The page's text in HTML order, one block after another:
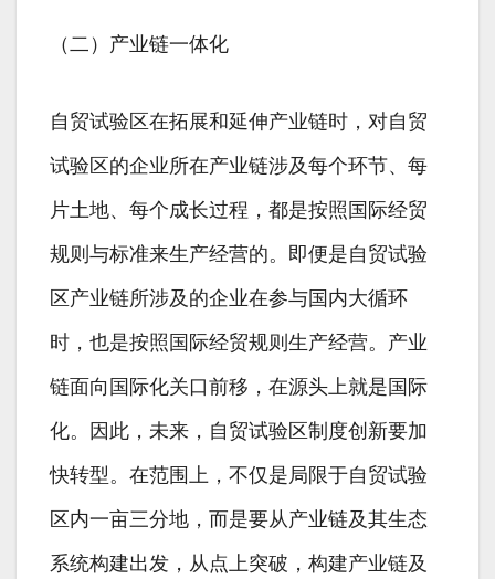
（二）产业链一体化
自贸试验区在拓展和延伸产业链时，对自贸
试验区的企业所在产业链涉及每个环节、每
片土地、每个成长过程，都是按照国际经贸
规则与标准来生产经营的。即便是自贸试验
区产业链所涉及的企业在参与国内大循环
时，也是按照国际经贸规则生产经营。产业
链面向国际化关口前移，在源头上就是国际
化。因此，未来，自贸试验区制度创新要加
快转型。在范围上，不仅是局限于自贸试验
区内一亩三分地，而是要从产业链及其生态
系统构建出发，从点上突破，构建产业链及